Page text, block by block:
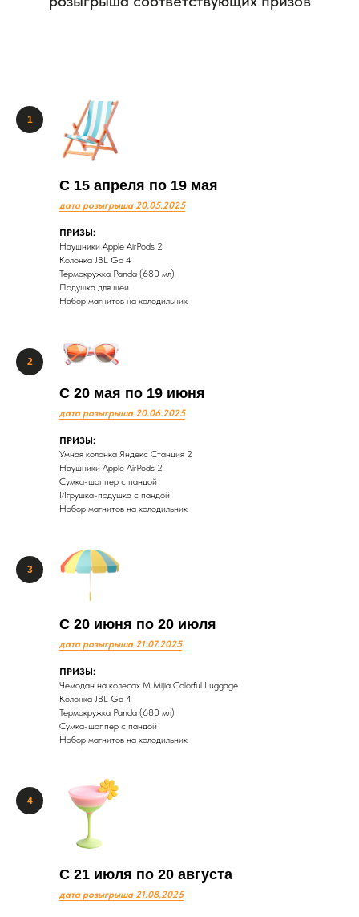
С 15 апреля по 19 мая
дата розыгрыша 20.05.2025
ПРИЗЫ:
Наушники Apple AirPods 2
Колонка JBL Go 4
Термокружка Panda (680 мл)
Подушка для шеи
Набор магнитов на холодильник
С 20 мая по 19 июня
дата розыгрыша 20.06.2025
ПРИЗЫ:
Умная колонка Яндекс Станция 2
Наушники Apple AirPods 2
Сумка-шоппер с пандой
Игрушка-подушка с пандой
Набор магнитов на холодильник
С 20 июня по 20 июля
дата розыгрыша 21.07.2025
ПРИЗЫ:
Чемодан на колесах М Mijia Сolorful Luggage
Колонка JBL Go 4
Термокружка Panda (680 мл)
Сумка-шоппер с пандой
Набор магнитов на холодильник
С 21 июля по 20 августа
дата розыгрыша 21.08.2025
Наши
победители